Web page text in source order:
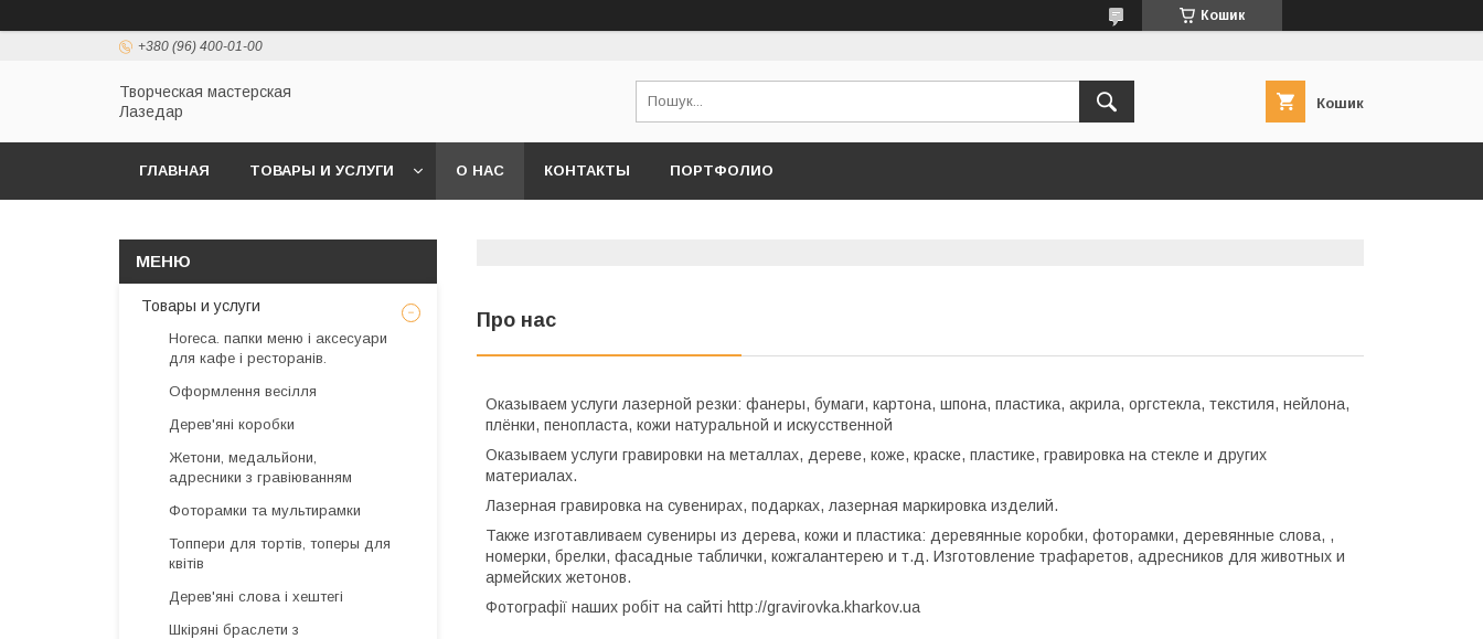
Кошик
+380 (96) 400-01-00
Творческая мастерская
Лазедар
Кошик
ГЛАВНАЯ ТОВАРЫ И УСЛУГИ О НАС КОНТАКТЫ ПОРТФОЛИО
Про нас
Оказываем услуги лазерной резки: фанеры, бумаги, картона, шпона, пластика, акрила, оргстекла, текстиля, нейлона,
плёнки, пенопласта, кожи натуральной и искусственной
Оказываем услуги гравировки на металлах, дереве, коже, краске, пластике, гравировка на стекле и других
материалах.
Лазерная гравировка на сувенирах, подарках, лазерная маркировка изделий.
Также изготавливаем сувениры из дерева, кожи и пластика: деревянные коробки, фоторамки, деревянные слова, ,
номерки, брелки, фасадные таблички, кожгалантерею и т.д. Изготовление трафаретов, адресников для животных и
армейских жетонов.
Фотографії наших робіт на сайті http://gravirovka.kharkov.ua
Товары и услуги
Horeca. папки меню і аксесуари
для кафе і ресторанів.
Оформлення весілля
Дерев'яні коробки
Жетони, медальйони,
адресники з гравіюванням
Фоторамки та мультирамки
Топпери для тортів, топеры для
квітів
Дерев'яні слова і хештегі
Шкіряні браслети з